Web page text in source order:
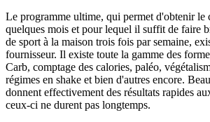
Le programme ultime, qui permet d'obtenir le
quelques mois et pour lequel il suffit de faire
de sport à la maison trois fois par semaine,
fournisseur. Il existe toute la gamme des
Carb, comptage des calories, paléo,
régimes en shake et bien d'autres encore.
donnent effectivement des résultats rapides
ceux-ci ne durent pas longtemps.